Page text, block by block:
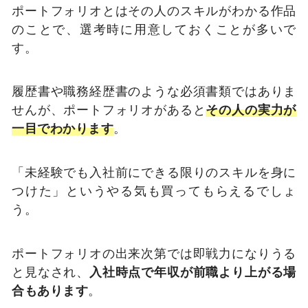
ポートフォリオとはその人のスキルがわかる作品
のことで、選考時に用意しておくことが多いで
す。
履歴書や職務経歴書のような必須書類ではありま
せんが、ポートフォリオがあるとその人の実力が
一目でわかります。
「未経験でも入社前にできる限りのスキルを身に
つけた」というやる気も買ってもらえるでしょ
う。
ポートフォリオの出来次第では即戦力になりうる
と見なされ、
入社時点で年収が前職より上がる場
合もあります。